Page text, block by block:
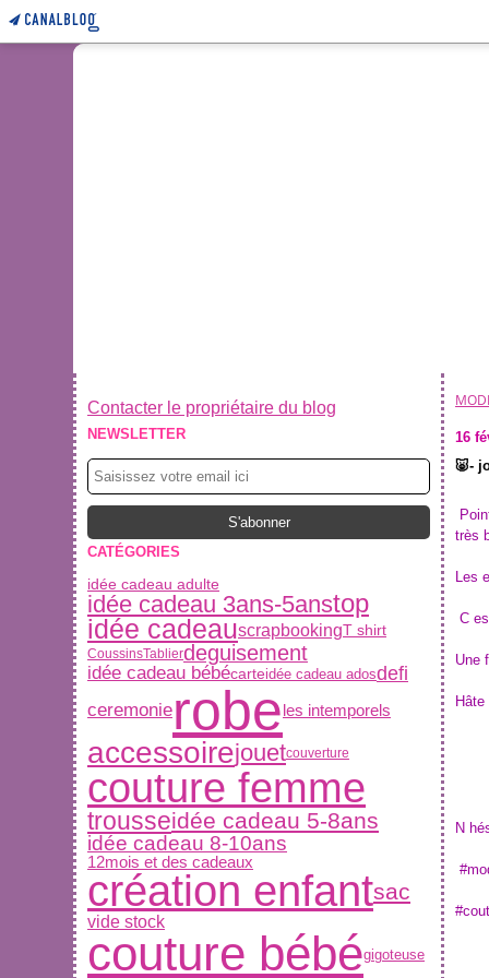
Contacter le propriétaire du blog
NEWSLETTER
CATÉGORIES
idée cadeau adulte
idée cadeau 3ans-5anstop
idée cadeauscrapbookingT shirt
CoussinsTablierdeguisement
idée cadeau bébécarteidée cadeau adosdefi
ceremonierobe les intemporels
accessoirejouetcouverture
couture femme
trousseidée cadeau 5-8ans
idée cadeau 8-10ans
12mois et des cadeaux
création enfantsac
vide stock
couture bébégigoteuse
16
🐷-
très
Les
C
Une
N